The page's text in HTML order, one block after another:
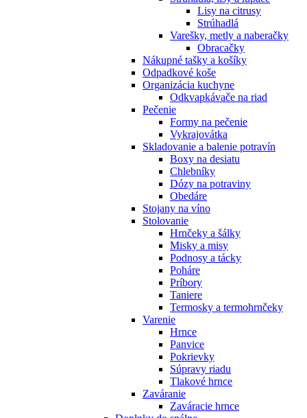
Lisy na citrusy
Strúhadlá
Varešky, metly a naberačky
Obracačky
Nákupné tašky a košíky
Odpadkové koše
Organizácia kuchyne
Odkvapkávače na riad
Pečenie
Formy na pečenie
Vykrajovátka
Skladovanie a balenie potravín
Boxy na desiatu
Chlebníky
Dózy na potraviny
Obedáre
Stojany na víno
Stolovanie
Hrnčeky a šálky
Misky a misy
Podnosy a tácky
Poháre
Príbory
Taniere
Termosky a termohrnčeky
Varenie
Hrnce
Panvice
Pokrievky
Súpravy riadu
Tlakové hrnce
Zaváranie
Zaváracie hrnce